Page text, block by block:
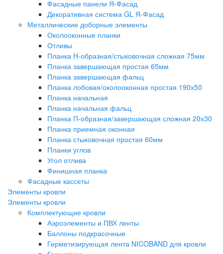
Фасадные панели Я-Фасад
Декоративная система GL Я-Фасад
Металлические доборные элементы
Околооконные планки
Отливы
Планка H-образная/стыковочная сложная 75мм
Планка завершающая простая 65мм
Планка завершающая фальц
Планка лобовая/околооконная простая 190х50
Планка начальная
Планка начальная фальц
Планка П-образная/завершающая сложная 20х30
Планка приемная оконная
Планка стыковочная простая 60мм
Планки углов
Угол отлива
Финишная планка
Фасадные кассеты
Элементы кровли
Элементы кровли
Комплектующие кровли
Аэроэлементы и ПВХ ленты
Баллоны подкрасочные
Герметизирующая лента NICOBAND для кровли